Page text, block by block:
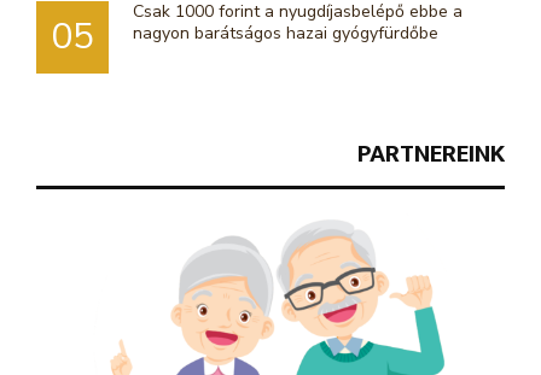
PARTNEREINK
05
Csak 1000 forint a nyugdíjasbelépő ebbe a
nagyon barátságos hazai gyógyfürdőbe